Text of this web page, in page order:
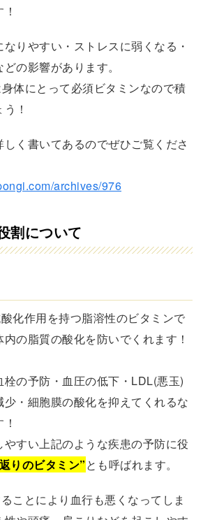
りやすい・ストレスに弱くなる・
の影響があります。
体にとって必須ビタミンなので積
！
く書いてあるのでぜひご覧くださ
archives/976
割について
化作用を持つ脂溶性のビタミンで
の脂質の酸化を防いでくれます！
栓の予防・血圧の低下・LDL(悪玉)
・細胞膜の酸化を抑えてくれるな
すい上記のような疾患の予防に役
りのビタミン”とも呼ばれます。
ことにより血行も悪くなってしま